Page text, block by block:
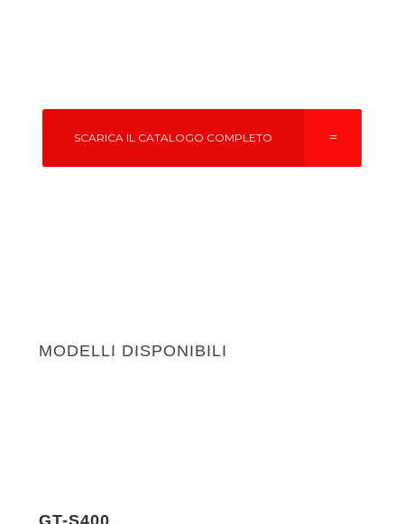
SCARICA IL CATALOGO COMPLETO
MODELLI DISPONIBILI